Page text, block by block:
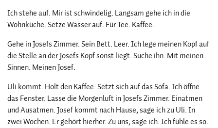
Ich stehe auf. Mir ist schwindelig. Langsam gehe ich in die
Wohnküche. Setze Wasser auf. Für Tee. Kaffee.
Gehe in Josefs Zimmer. Sein Bett. Leer. Ich lege meinen Kopf auf
die Stelle an der Josefs Kopf sonst liegt. Suche ihn. Mit meinen
Sinnen. Meinen Josef.
Uli kommt. Holt den Kaffee. Setzt sich auf das Sofa. Ich öffne
das Fenster. Lasse die Morgenluft in Josefs Zimmer. Einatmen
und Ausatmen. Josef kommt nach Hause, sage ich zu Uli. In
zwei Wochen. Er gehört hierher. Zu uns, sage ich. Ich fühle es so.